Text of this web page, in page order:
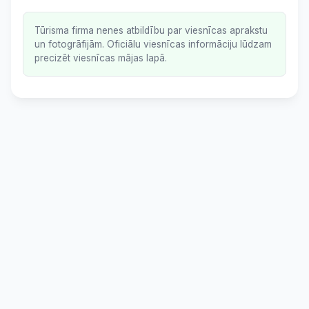
Tūrisma firma nenes atbildību par viesnīcas aprakstu
un fotogrāfijām. Oficiālu viesnīcas informāciju lūdzam
precizēt viesnīcas mājas lapā.